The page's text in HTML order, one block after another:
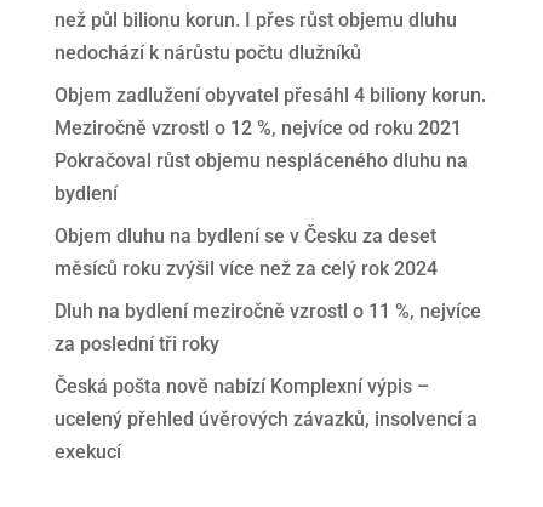
než půl bilionu korun. I přes růst objemu dluhu
nedochází k nárůstu počtu dlužníků
Objem zadlužení obyvatel přesáhl 4 biliony korun.
Meziročně vzrostl o 12 %, nejvíce od roku 2021
Pokračoval růst objemu nespláceného dluhu na
bydlení
Objem dluhu na bydlení se v Česku za deset
měsíců roku zvýšil více než za celý rok 2024
Dluh na bydlení meziročně vzrostl o 11 %, nejvíce
za poslední tři roky
Česká pošta nově nabízí Komplexní výpis –
ucelený přehled úvěrových závazků, insolvencí a
exekucí